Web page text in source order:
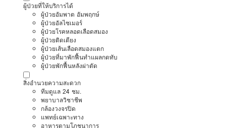
ผู้ป่วยที่ให้บริการได้
ผู้ป่วยอัมพาต อัมพฤกษ์
ผู้ป่วยอัลไซเมอร์
ผู้ป่วยโรคหลอดเลือดสมอง
ผู้ป่วยติดเตียง
ผู้ป่วยเส้นเลือดสมองแตก
ผู้ป่วยที่มาพักฟื้นทำแผลกดทับ
ผู้ป่วยพักฟื้นหลังผ่าตัด
สิ่งอำนวยความสะดวก
ทีมดูแล 24 ชม.
พยาบาลวิชาชีพ
กล้องวงจรปิด
แพทย์เฉพาะทาง
อาหารตามโภชนาการ